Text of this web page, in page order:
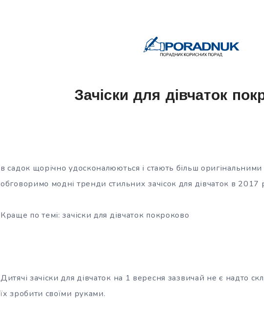
Зачіски для дівчаток
в садок щорічно удосконалюються і стають більш
обговоримо модні тренди стильних зачісок для дівчаток в 2017
Краще по темі: зачіски для дівчаток покроково
Дитячі зачіски для дівчаток на 1 вересня зазвичай не є надто
їх зробити своїми руками.